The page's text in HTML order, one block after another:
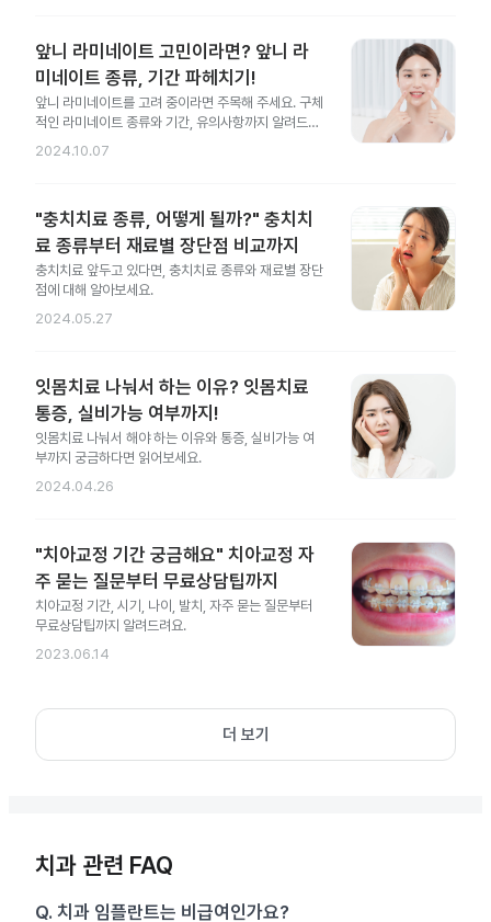
앞니 라미네이트 고민이라면? 앞니 라
미네이트 종류, 기간 파헤치기!
앞니 라미네이트를 고려 중이라면 주목해 주세요. 구체
적인 라미네이트 종류와 기간, 유의사항까지 알려드릴
게요.
2024.10.07
"충치치료 종류, 어떻게 될까?" 충치치
료 종류부터 재료별 장단점 비교까지
충치치료 앞두고 있다면, 충치치료 종류와 재료별 장단
점에 대해 알아보세요.
2024.05.27
잇몸치료 나눠서 하는 이유? 잇몸치료
통증, 실비가능 여부까지!
잇몸치료 나눠서 해야 하는 이유와 통증, 실비가능 여
부까지 궁금하다면 읽어보세요.
2024.04.26
"치아교정 기간 궁금해요" 치아교정 자
주 묻는 질문부터 무료상담팁까지
치아교정 기간, 시기, 나이, 발치, 자주 묻는 질문부터
무료상담팁까지 알려드려요.
2023.06.14
더 보기
치과 관련 FAQ
Q. 치과 임플란트는 비급여인가요?